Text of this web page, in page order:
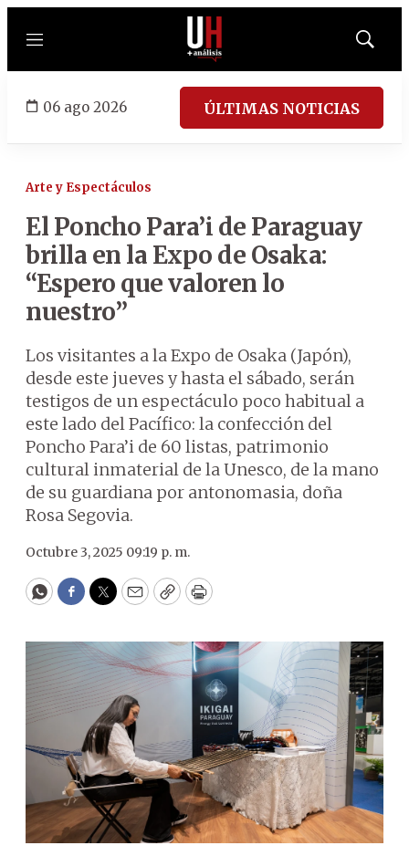
Menú
Mostrar
06 ago 2026 ÚLTIMAS NOTICIAS
Arte y Espectáculos
El Poncho Para’i de Paraguay
brilla en la Expo de Osaka:
“Espero que valoren lo
nuestro”
Los visitantes a la Expo de Osaka (Japón),
desde este jueves y hasta el sábado, serán
testigos de un espectáculo poco habitual a
este lado del Pacífico: la confección del
Poncho Para’i de 60 listas, patrimonio
cultural inmaterial de la Unesco, de la mano
de su guardiana por antonomasia, doña
Rosa Segovia.
Octubre 3, 2025 09:19 p. m.
WhatsApp
Facebook
Twitter
EmailCopyPrint